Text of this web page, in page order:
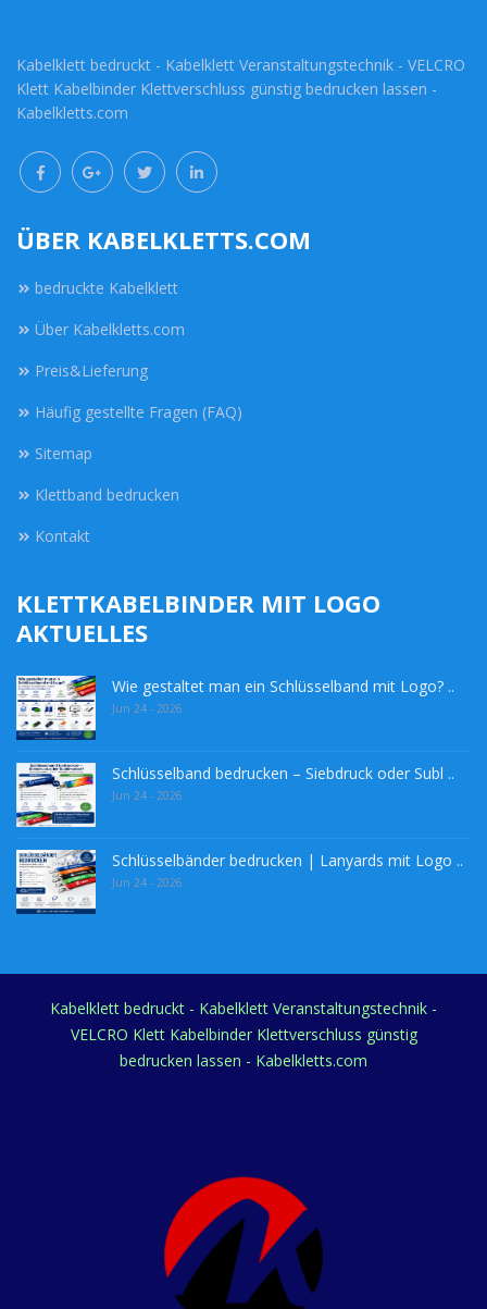
Kabelklett bedruckt - Kabelklett Veranstaltungstechnik - VELCRO
Klett Kabelbinder Klettverschluss günstig bedrucken lassen -
Kabelkletts.com
ÜBER KABELKLETTS.COM
bedruckte Kabelklett
Über Kabelkletts.com
Preis&Lieferung
Häufig gestellte Fragen (FAQ)
Sitemap
Klettband bedrucken
Kontakt
KLETTKABELBINDER MIT LOGO
AKTUELLES
Wie gestaltet man ein Schlüsselband mit Logo? ..
Jun 24 - 2026
Schlüsselband bedrucken – Siebdruck oder Subl ..
Jun 24 - 2026
Schlüsselbänder bedrucken | Lanyards mit Logo ..
Jun 24 - 2026
Kabelklett bedruckt - Kabelklett Veranstaltungstechnik -
VELCRO Klett Kabelbinder Klettverschluss günstig
bedrucken lassen - Kabelkletts.com